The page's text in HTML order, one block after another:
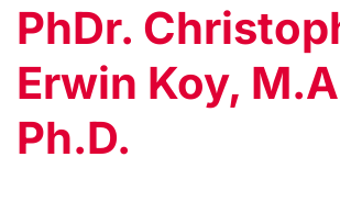
PhDr.
Erwin Koy,
Ph.D.